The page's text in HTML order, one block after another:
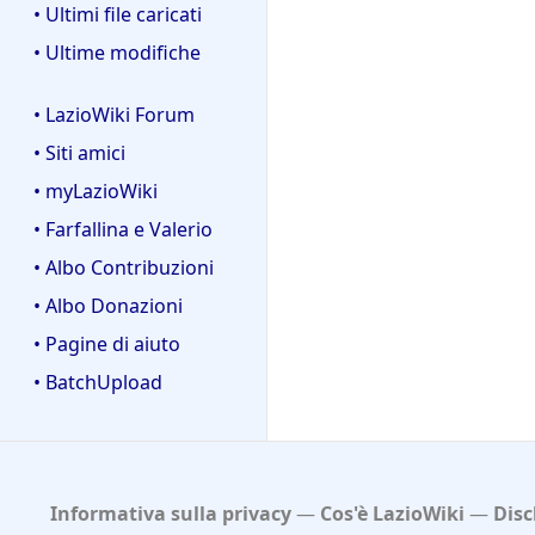
• Ultimi file caricati
• Ultime modifiche
• LazioWiki Forum
• Siti amici
• myLazioWiki
• Farfallina e Valerio
• Albo Contribuzioni
• Albo Donazioni
• Pagine di aiuto
• BatchUpload
Informativa sulla privacy Cos'è LazioWiki